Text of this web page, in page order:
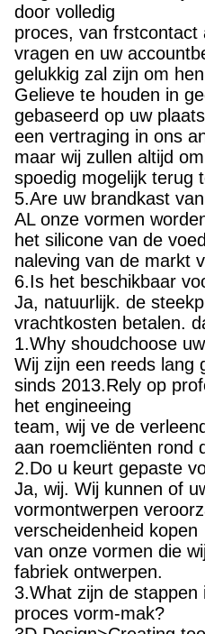
door volledig
proces, van frstcontact
vragen en uw
gelukkig zal zijn om
Gelieve te houden in
gebaseerd op uw
een vertraging in ons
maar wij zullen altijd
spoedig mogelijk terug
5.Are uw brandkast
AL onze vormen
het silicone van de
naleving van de markt
6.Is het beschikbaar
Ja, natuurlijk. de
vrachtkosten betalen.
1.Why shoudchoose
Wij zijn een reeds lang
sinds 2013.Rely op
het engineeing
team, wij ve de
aan roemcliënten rond
2.Do u keurt gepaste
Ja, wij. Wij kunnen of
vormontwerpen
verscheidenheid kopen
van onze vormen die
fabriek ontwerpen.
3.What zijn de stappen
proces vorm-mak?